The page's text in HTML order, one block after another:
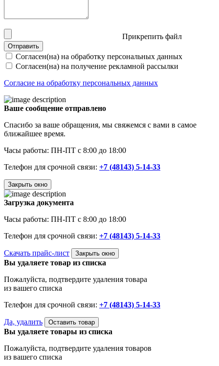
Прикрепить файл
Отправить
Согласен(на) на обработку персональных данных
Согласен(на) на получение рекламной рассылки
Согласие на обработку персональных данных
Ваше сообщение отправлено
Спасибо за ваше обращения, мы свяжемся с вами в самое
ближайшее время.
Часы работы: ПН-ПТ с 8:00 до 18:00
Телефон для срочной связи: +7 (48143) 5-14-33
Закрыть окно
Загрузка документа
Часы работы: ПН-ПТ с 8:00 до 18:00
Телефон для срочной связи: +7 (48143) 5-14-33
Скачать прайс-лист Закрыть окно
Вы удаляете товар из списка
Пожалуйста, подтвердите удаления товара
из вашего списка
Телефон для срочной связи: +7 (48143) 5-14-33
Да, удалить Оставить товар
Вы удаляете товары из списка
Пожалуйста, подтвердите удаления товаров
из вашего списка